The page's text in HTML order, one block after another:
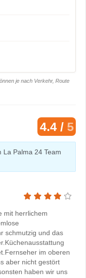
je nach Verkehr, Route
4.4 / 5
La Palma 24 Team
mit herrlichem
schmutzig und das
im oberen
aber nicht gestört
haben wir uns